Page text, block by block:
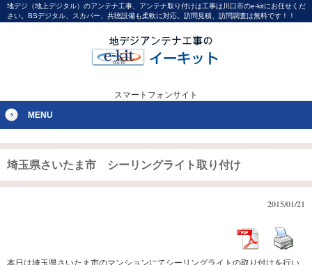
地デジ（地上デジタル）のアンテナ工事、アンテナ取り付けは工事は川口市のe-kitにお任せくだ
さい。BSデジタル、スカパー、共聴設備も柔軟に対応。訪問見積、訪問調査は無料です！！
スマートフォンサイト
MENU
埼玉県さいたま市 シーリングライト取り付け
2015/01/21
本日は埼玉県さいたま市のマンションにてシーリングライトの取り付けを行い